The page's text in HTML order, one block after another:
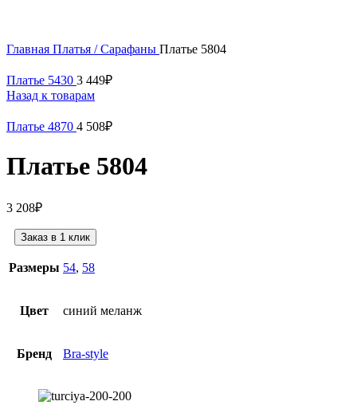
Главная Платья / Сарафаны Платье 5804
Платье 5430 3 449₽
Назад к товарам
Платье 4870 4 508₽
Платье 5804
3 208₽
Заказ в 1 клик
Размеры 54, 58
Цвет синий меланж
Бренд Bra-style